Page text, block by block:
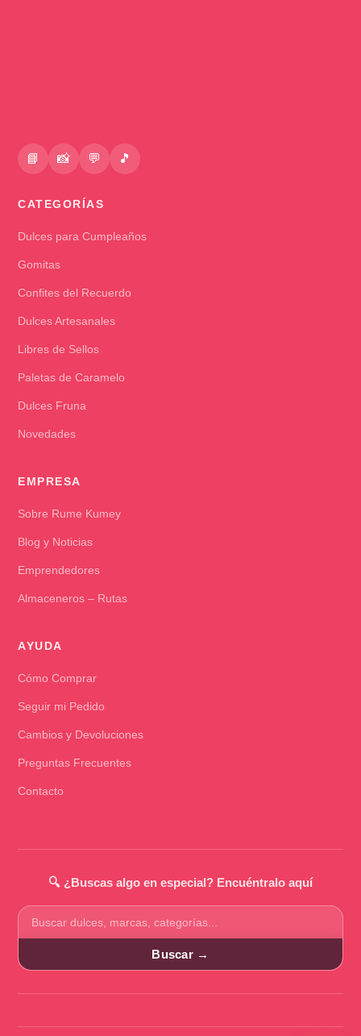
📘 📸 💬 🎵
CATEGORÍAS
Dulces para Cumpleaños
Gomitas
Confites del Recuerdo
Dulces Artesanales
Libres de Sellos
Paletas de Caramelo
Dulces Fruna
Novedades
EMPRESA
Sobre Rume Kumey
Blog y Noticias
Emprendedores
Almaceneros – Rutas
AYUDA
Cómo Comprar
Seguir mi Pedido
Cambios y Devoluciones
Preguntas Frecuentes
Contacto
🔍 ¿Buscas algo en especial? Encuéntralo aquí
Buscar
productos
Buscar →